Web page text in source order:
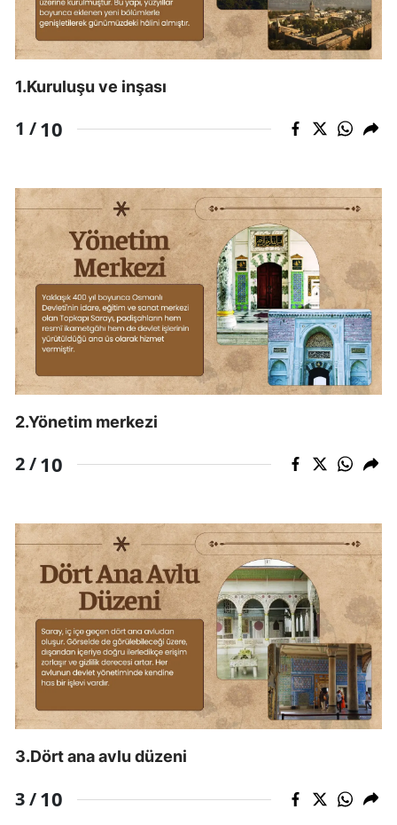
Diyarbakır
Edirne
Erzincan
Eskişehir
Gaziantep
Giresun
Gümüşhane
Hakkari
Hatay
Mersin
İzmir
Kars
Kastamonu
Kayseri
Kırklareli
Kırşehir
1.Kuruluşu ve inşası
1 /10
2.Yönetim merkezi
2 /10
3.Dört ana avlu düzeni
3 /10